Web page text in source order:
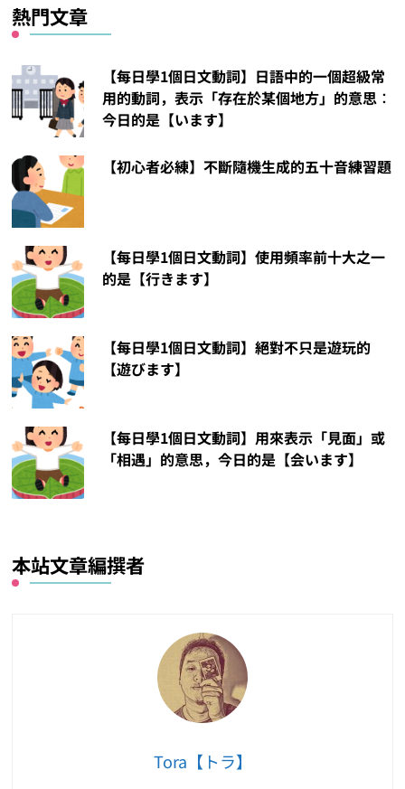
熱門文章
【每日學1個日文動詞】日語中的一個超級常
用的動詞，表示「存在於某個地方」的意思︰
今日的是【います】
【初心者必練】不斷隨機生成的五十音練習題
【每日學1個日文動詞】使用頻率前十大之一
的是【行きます】
【每日學1個日文動詞】絕對不只是遊玩的
【遊びます】
【每日學1個日文動詞】用來表示「見面」或
「相遇」的意思，今日的是【会います】
本站文章編撰者
Tora【トラ】